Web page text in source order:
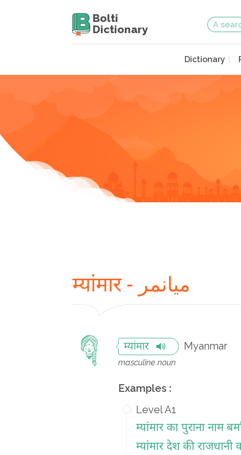
Bolti
Dictionary
Dictionary
म्यांमार - میانمر
म्यांमार Myanmar
masculine noun
Examples :
Level A1
म्यांमार का पुराना नाम
म्यांमार देश की राजधानी